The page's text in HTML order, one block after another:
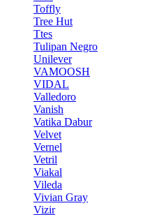
Toffly
Tree Hut
Ttes
Tulipan Negro
Unilever
VAMOOSH
VIDAL
Valledoro
Vanish
Vatika Dabur
Velvet
Vernel
Vetril
Viakal
Vileda
Vivian Gray
Vizir